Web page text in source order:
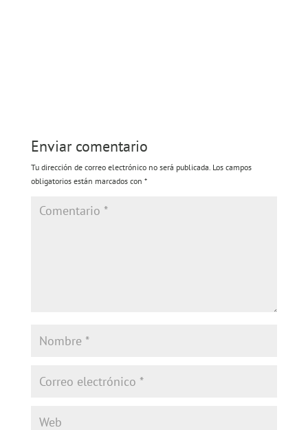
Enviar comentario
Tu dirección de correo electrónico no será publicada. Los campos
obligatorios están marcados con *